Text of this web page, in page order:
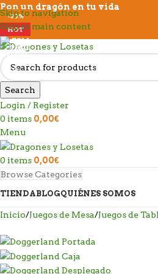
Skip to navigation
Skip to main content
Pon un dragón en tu vida
Search
Login / Register
0 items 0,00€
Menu
0 items 0,00€
Browse Categories
TIENDABLOGQUIÉNES SOMOS
Inicio Juegos de Mesa Juegos de
-30%
HOT